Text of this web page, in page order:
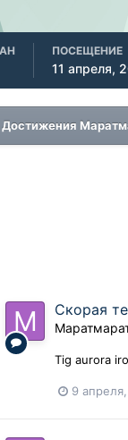
ПОСЕЩЕНИЕ
11 апреля,
Достижения
Скорая
Tig aurora
9